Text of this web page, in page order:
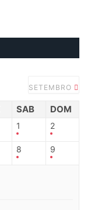
SETEMBRO
SAB DOM
1 2
8 9